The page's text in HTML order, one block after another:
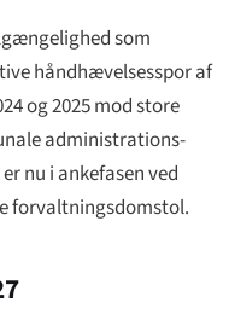
som
håndhævelsesspor af
og 2025 mod store
administrations-
nu i ankefasen ved
forvaltningsdomstol.